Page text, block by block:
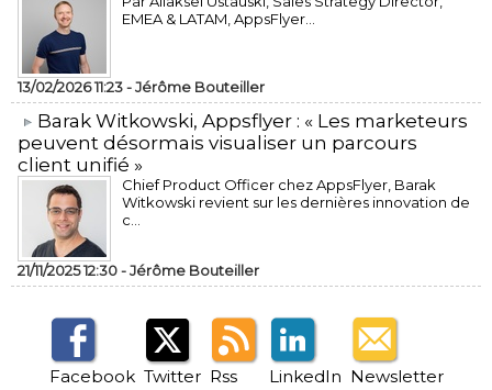
EMEA & LATAM, AppsFlyer...
13/02/2026 11:23 -Jérôme Bouteiller
​Barak Witkowski, Appsflyer : « Les marketeurs
peuvent désormais visualiser un parcours
client unifié »
Chief Product Officer chez AppsFlyer, ​Barak
Witkowski revient sur les dernières innovation de
c...
21/11/2025 12:30 -Jérôme Bouteiller
Facebook Twitter Rss LinkedIn Newsletter